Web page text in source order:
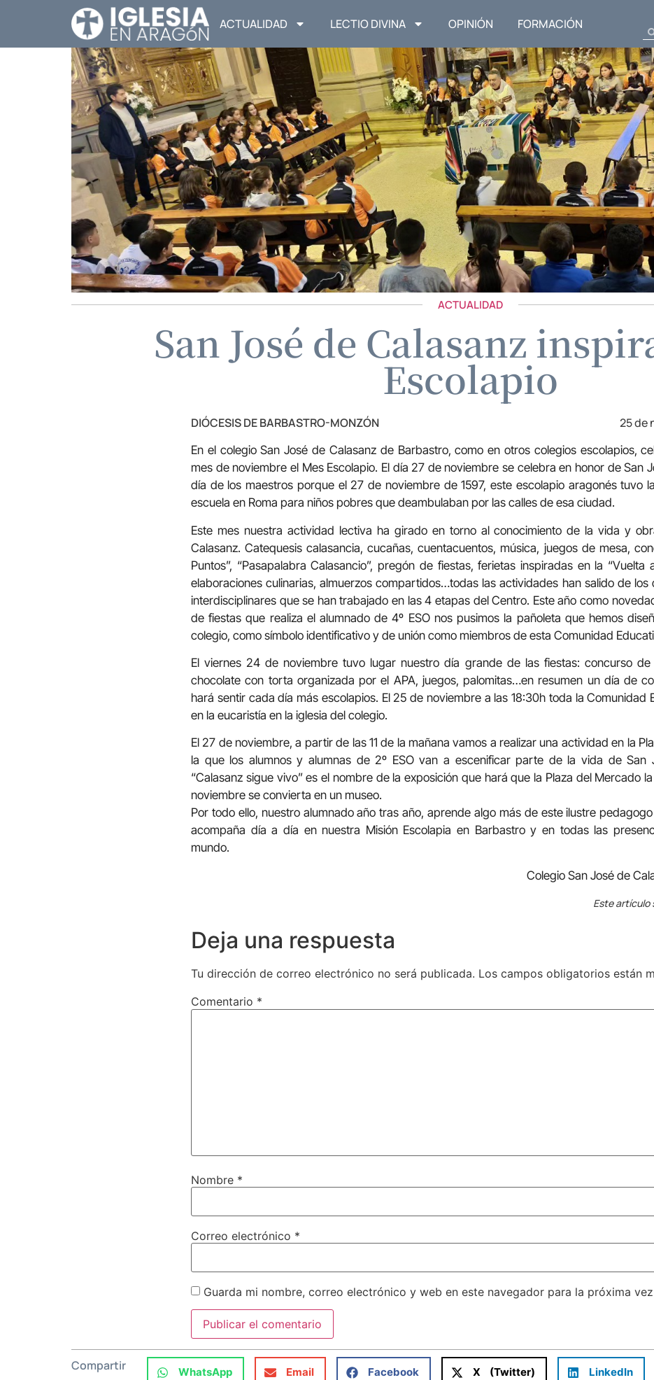
ACTUALIDAD LECTIO DIVINA OPINIÓN FORMACIÓN
ACTUALIDAD
San José de Calasanz
Escolapio
DIÓCESIS DE BARBASTRO-MONZÓN 25 de
En el colegio San José de Calasanz de Barbastro, como en otros colegios escolapios,
mes de noviembre el Mes Escolapio. El día 27 de noviembre se celebra en honor de San
día de los maestros porque el 27 de noviembre de 1597, este escolapio aragonés tuvo
escuela en Roma para niños pobres que deambulaban por las calles de esa ciudad.
Este mes nuestra actividad lectiva ha girado en torno al conocimiento de la vida y
Calasanz. Catequesis calasancia, cucañas, cuentacuentos, música, juegos de mesa,
Puntos”, “Pasapalabra Calasancio”, pregón de fiestas, ferietas inspiradas en la “Vuelta
elaboraciones culinarias, almuerzos compartidos…todas las actividades han salido de los
interdisciplinares que se han trabajado en las 4 etapas del Centro. Este año como
de fiestas que realiza el alumnado de 4º ESO nos pusimos la pañoleta que hemos
colegio, como símbolo identificativo y de unión como miembros de esta Comunidad
El viernes 24 de noviembre tuvo lugar nuestro día grande de las fiestas: concurso de
chocolate con torta organizada por el APA, juegos, palomitas…en resumen un día de
hará sentir cada día más escolapios. El 25 de noviembre a las 18:30h toda la Comunidad
en la eucaristía en la iglesia del colegio.
El 27 de noviembre, a partir de las 11 de la mañana vamos a realizar una actividad en la
la que los alumnos y alumnas de 2º ESO van a escenificar parte de la vida de San
“Calasanz sigue vivo” es el nombre de la exposición que hará que la Plaza del Mercado
noviembre se convierta en un museo.
Por todo ello, nuestro alumnado año tras año, aprende algo más de este ilustre
acompaña día a día en nuestra Misión Escolapia en Barbastro y en todas las
mundo.
Colegio San José de
Este artículo
Deja una respuesta
Tu dirección de correo electrónico no será publicada. Los campos obligatorios están
Comentario *
Nombre *
Correo electrónico *
Guarda mi nombre, correo electrónico y web en este navegador para la próxima
Compartir WhatsApp Email Facebook X (Twitter) LinkedIn